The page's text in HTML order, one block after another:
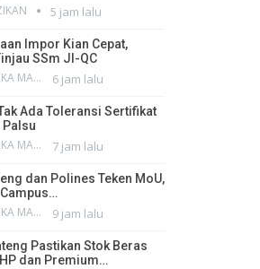
5 jam lalu
Impor Kian Cepat,
SSm JI-QC
NANDA RIZKA MAHENDRA 6 jam lalu
Ada Toleransi Sertifikat
Palsu
NANDA RIZKA MAHENDRA 7 jam lalu
dan Polines Teken MoU,
NANDA RIZKA MAHENDRA 9 jam lalu
Pastikan Stok Beras
dan Premium…